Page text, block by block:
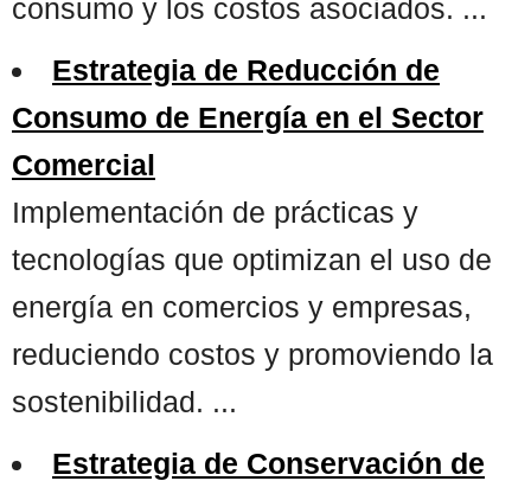
consumo y los costos asociados. ...
Estrategia de Reducción de
Consumo de Energía en el Sector
Comercial
Implementación de prácticas y
tecnologías que optimizan el uso de
energía en comercios y empresas,
reduciendo costos y promoviendo la
sostenibilidad. ...
Estrategia de Conservación de